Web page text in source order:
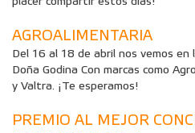
AGROALIMENTARIA
Del 16 al 18 de abril nos vemos
Doña Godina Con marcas como
y Valtra. ¡Te esperamos!
PREMIO AL MEJOR